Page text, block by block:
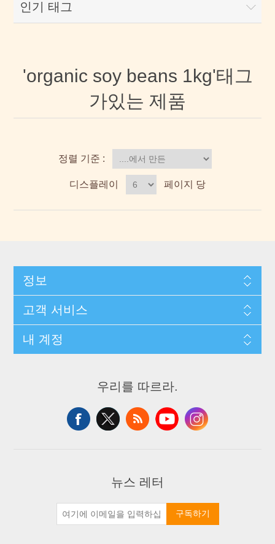
인기 태그
'organic soy beans 1kg'태그
가있는 제품
정렬 기준 :
디스플레이 페이지 당
정보
고객 서비스
내 계정
우리를 따르라.
뉴스 레터
구독하기